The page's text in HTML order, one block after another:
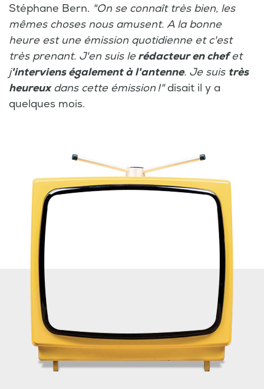
Stéphane Bern. "On se connaît très bien, les
mêmes choses nous amusent. A la bonne
heure est une émission quotidienne et c'est
très prenant. J'en suis lerédacteur en chefet
j'interviens également à l'antenne. Je suis très
heureuxdans cette émission !"disait il y a
quelques mois.